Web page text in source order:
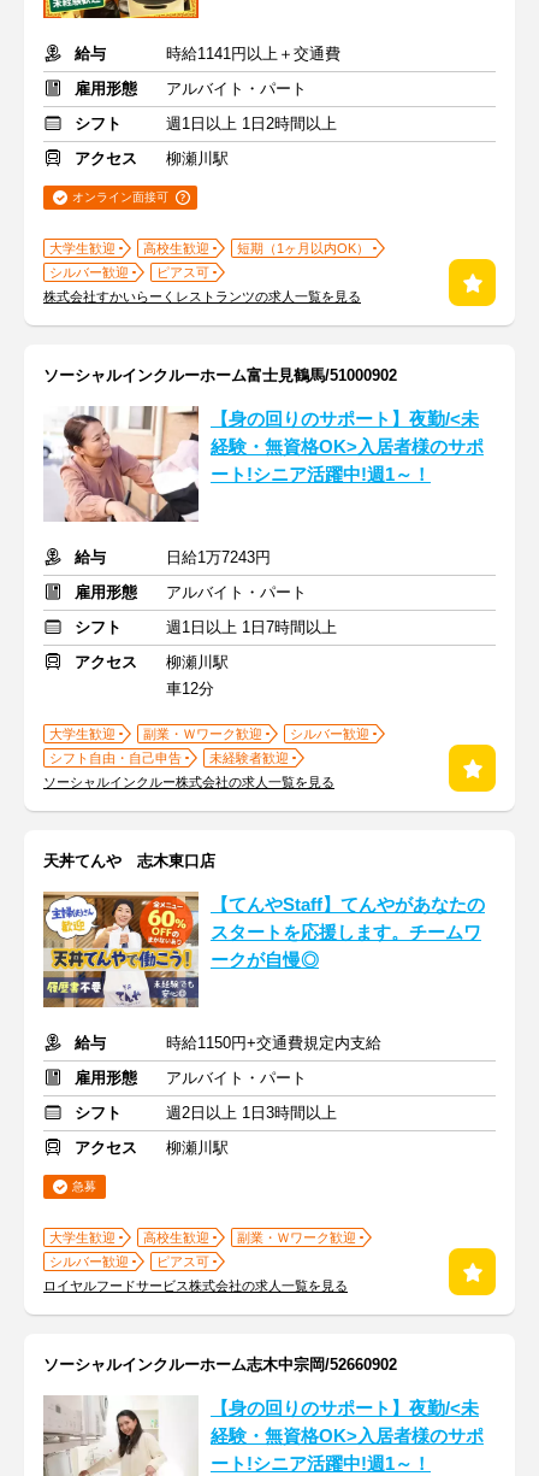
給与
時給1141円以上＋交通費
雇用形態
アルバイト・パート
シフト
週1日以上 1日2時間以上
アクセス
柳瀬川駅
オンライン面接可
大学生歓迎 高校生歓迎
短期（1ヶ月以内OK）
シルバー歓迎
ピアス可
株式会社すかいらーくレストランツの求人一覧を見る
ソーシャルインクルーホーム富士見鶴馬/51000902
【身の回りのサポート】夜勤/<未
経験・無資格OK>入居者様のサポ
ート!シニア活躍中!週1～！
給与
日給1万7243円
雇用形態
アルバイト・パート
シフト
週1日以上 1日7時間以上
アクセス
柳瀬川駅
車12分
大学生歓迎 副業・Ｗワーク歓迎
シルバー歓迎
シフト自由・自己申告
未経験者歓迎
ソーシャルインクルー株式会社の求人一覧を見る
天丼てんや 志木東口店
【てんやStaff】てんやがあなたの
スタートを応援します。チームワ
ークが自慢◎
給与
時給1150円+交通費規定内支給
雇用形態
アルバイト・パート
シフト
週2日以上 1日3時間以上
アクセス
柳瀬川駅
急募
大学生歓迎 高校生歓迎
副業・Ｗワーク歓迎
シルバー歓迎
ピアス可
ロイヤルフードサービス株式会社の求人一覧を見る
ソーシャルインクルーホーム志木中宗岡/52660902
【身の回りのサポート】夜勤/<未
経験・無資格OK>入居者様のサポ
ート!シニア活躍中!週1～！